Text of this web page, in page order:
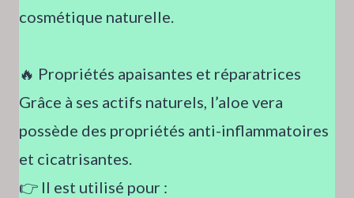
cosmétique naturelle.
🔥 Propriétés apaisantes et réparatrices
Grâce à ses actifs naturels, l’aloe vera
possède des propriétés anti-inflammatoires
et cicatrisantes.
👉 Il est utilisé pour :